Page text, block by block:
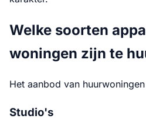
Welke soorten
woningen zijn te
Het aanbod van
Studio's